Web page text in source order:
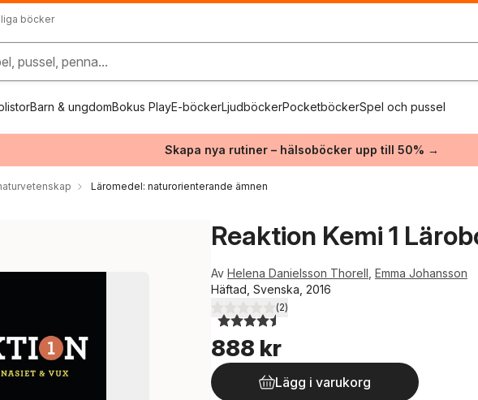
böcker
pussel, penna...
Barn & ungdomBokus PlayE-böckerLjudböckerPocketböckerSpel och pussel
Skapa nya rutiner – hälsoböcker upp till 50% →
Läromedel: naturorienterande ämnen
Reaktion Kemi 1
Av Helena Danielsson Thorell Emma Johansson
Häftad, Svenska, 2016
4,5utav 5 stjärnor. Totalt antal röster:
(2)
888 kr
Lägg i varukorg